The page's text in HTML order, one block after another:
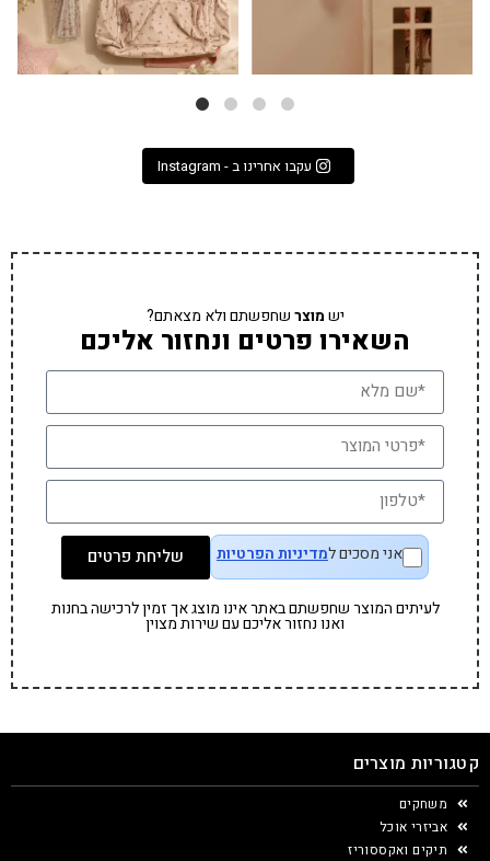
עקבו אחרינו ב - Instagram
ישמוצרשחפשתם ולא מצאתם?
השאירו פרטים ונחזור אליכם
אני מסכים למדיניות הפרטיות שליחת פרטים
לעיתים המוצר שחפשתם באתר אינו מוצג אך זמין לרכישה בחנות
ואנו נחזור אליכם עם שירות מצוין
קטגוריות מוצרים
משחקים
אביזרי אוכל
תיקים ואקססוריז